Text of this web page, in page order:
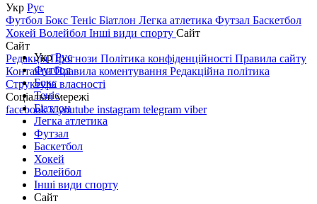
Укр Рус
Футбол Бокс Теніс Біатлон Легка атлетика Футзал Баскетбол
Хокей Волейбол Інші види спорту Сайт
Сайт
РедакціяПрогнози Політика конфіденційності Правила сайту
КонтактиПравила коментування Редакційна політика
Структура власності
Соціальні мережі
facebookxyoutube instagram telegram viber
УкрРус
Футбол
Бокс
Теніс
Біатлон
Легка атлетика
Футзал
Баскетбол
Хокей
Волейбол
Інші види спорту
Сайт